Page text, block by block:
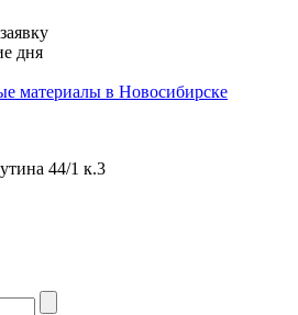
дня
материалы в Новосибирске
44/1 к.3